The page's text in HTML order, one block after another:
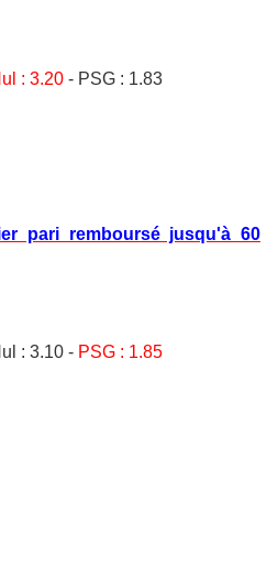
: 3.20 - PSG : 1.83
pari remboursé jusqu'à 60
: 3.10 - PSG : 1.85